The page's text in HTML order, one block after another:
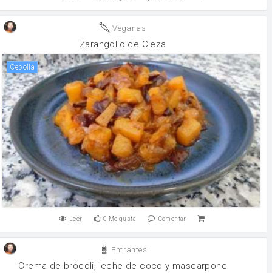
Veganas
Zarangollo de Cieza
cebolla
Leer 0 Me gusta Comentar
Entrantes
Crema de brócoli, leche de coco y mascarpone